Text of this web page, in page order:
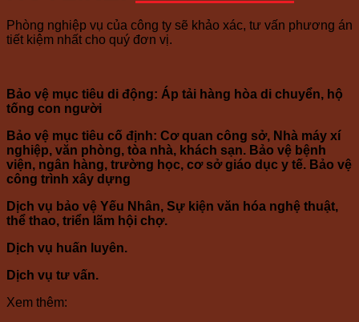
Phòng nghiệp vụ của công ty sẽ khảo xác, tư vấn phương án
tiết kiệm nhất cho quý đơn vị.
Bảo vệ mục tiêu di động: Áp tải hàng hòa di chuyển, hộ
tống con người
Bảo vệ mục tiêu cố định: Cơ quan công sở, Nhà máy xí
nghiệp, văn phòng, tòa nhà, khách sạn. Bảo vệ bệnh
viện, ngân hàng, trường học, cơ sở giáo dục y tế. Bảo vệ
công trình xây dựng
Dịch vụ bảo vệ Yếu Nhân, Sự kiện văn hóa nghệ thuật,
thể thao, triển lãm hội chợ.
Dịch vụ huấn luyên.
Dịch vụ tư vấn.
Xem thêm: